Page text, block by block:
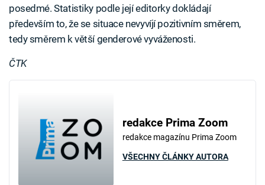
posedmé. Statistiky podle její editorky dokládají
především to, že se situace nevyvíjí pozitivním směrem,
tedy směrem k větší genderové vyváženosti.
ČTK
redakce Prima Zoom
redakce magazínu Prima Zoom
VŠECHNY ČLÁNKY AUTORA